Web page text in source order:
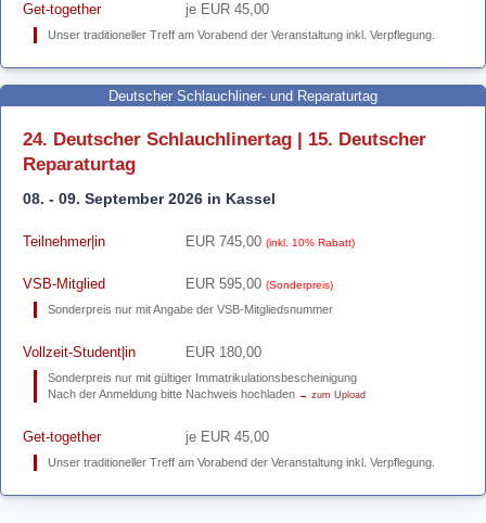
Get-together je EUR 45,00
Unser traditioneller Treff am Vorabend der Veranstaltung inkl. Verpflegung.
Deutscher Schlauchliner- und Reparaturtag
24. Deutscher Schlauchlinertag | 15. Deutscher
Reparaturtag
08. - 09. September 2026 in Kassel
Teilnehmer|in EUR 745,00 (inkl. 10% Rabatt)
VSB-Mitglied EUR 595,00 (Sonderpreis)
Sonderpreis nur mit Angabe der VSB-Mitgliedsnummer
Vollzeit-Student|in EUR 180,00
Sonderpreis nur mit gültiger Immatrikulationsbescheinigung
Nach der Anmeldung bitte Nachweis hochladen → zum Upload
Get-together je EUR 45,00
Unser traditioneller Treff am Vorabend der Veranstaltung inkl. Verpflegung.